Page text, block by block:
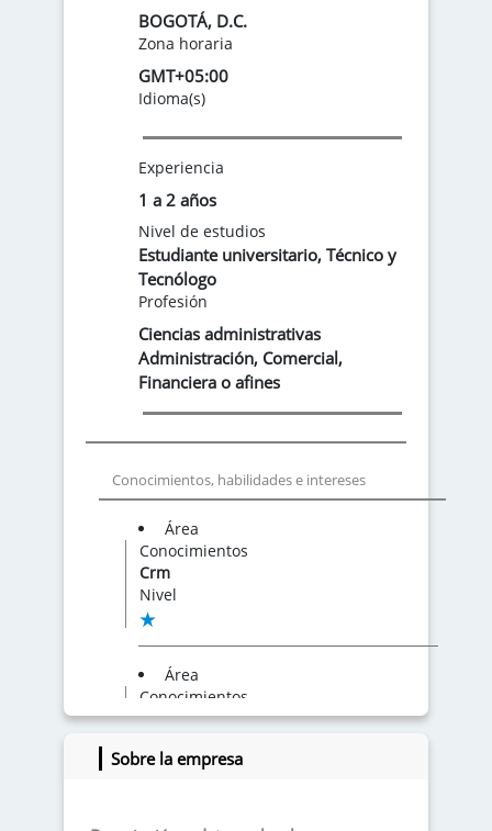
BOGOTÁ, D.C.
Zona horaria
GMT+05:00
Idioma(s)
Experiencia
1 a 2 años
Nivel de estudios
Estudiante universitario, Técnico y
Tecnólogo
Profesión
Ciencias administrativas
Administración, Comercial,
Financiera o afines
Conocimientos, habilidades e intereses
Área
Conocimientos
Crm
Nivel
Área
Conocimientos
Google
Sobre la empresa